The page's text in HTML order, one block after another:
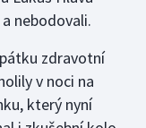
nebodovali.
zdravotní
v noci na
který nyní